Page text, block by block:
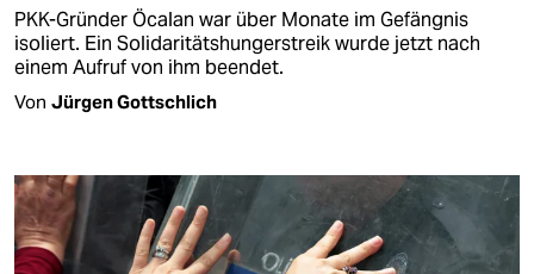
PKK-Gründer Öcalan war über Monate im Gefängnis
isoliert. Ein Solidaritätshungerstreik wurde jetzt nach
einem Aufruf von ihm beendet.
Von Jürgen Gottschlich